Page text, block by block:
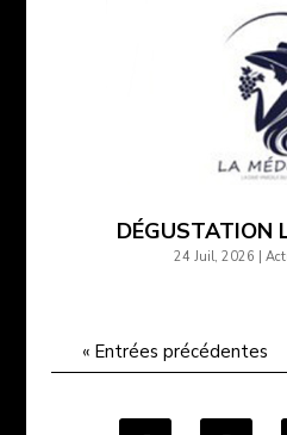
DÉGUSTATION
24 Juil, 2026
« Entrées précédentes